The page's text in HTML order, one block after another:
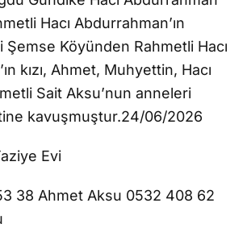
Hacı Abdurrahman’ın
Şemse Köyünden Rahmetli Hacı
kızı, Ahmet, Muhyettin, Hacı
Sait Aksu’nun anneleri
kavuşmuştur.24/06/2026
Evi
38 Ahmet Aksu 0532 408 62